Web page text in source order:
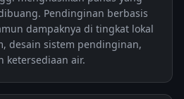
Pendinginan berbasis
dampaknya di tingkat lokal
desain sistem pendinginan,
ketersediaan air.